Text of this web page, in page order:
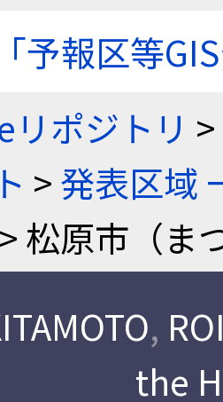
予報区等
ポジトリ >
>発表区域
> 松原市（ま
,
the